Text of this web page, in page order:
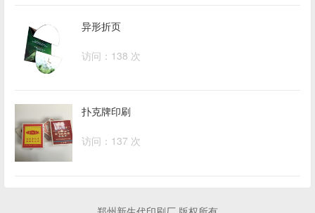
异形折页
访问：138 次
扑克牌印刷
访问：137 次